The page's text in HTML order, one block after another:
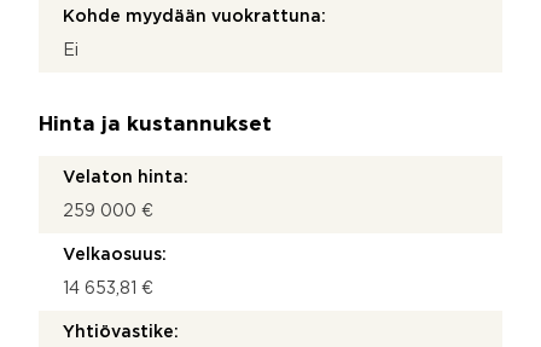
Kohde myydään vuokrattuna:
Ei
Hinta ja kustannukset
Velaton hinta:
259 000 €
Velkaosuus:
14 653,81 €
Yhtiövastike: